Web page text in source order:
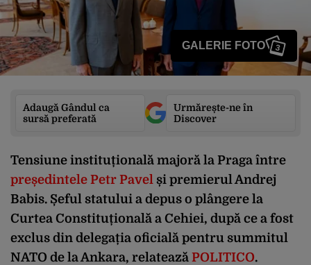
GALERIE FOTO 3
Adaugă Gândul ca
sursă preferată
Urmărește-ne în
Discover
Tensiune instituțională majoră la Praga între
președintele Petr Pavel și premierul Andrej
Babis. Șeful statului a depus o plângere la
Curtea Constituțională a Cehiei, după ce a fost
exclus din delegația oficială pentru summitul
NATO de la Ankara, relatează POLITICO.